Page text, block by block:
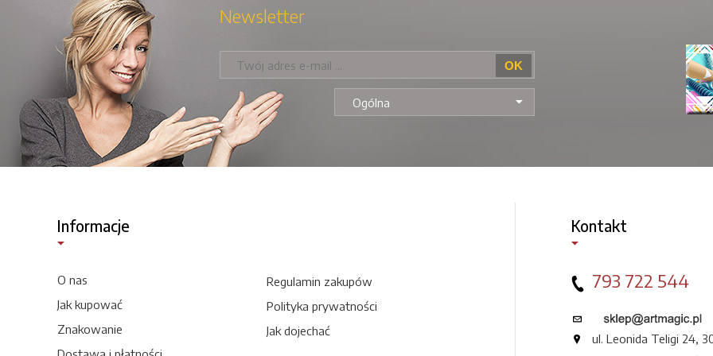
Newsletter
Informacje
O nas
Jak kupować
Znakowanie
Regulamin zakupów
Polityka prywatności
Jak dojechać
Kontakt
793 722 544
ul. Leonida Teligi 24,